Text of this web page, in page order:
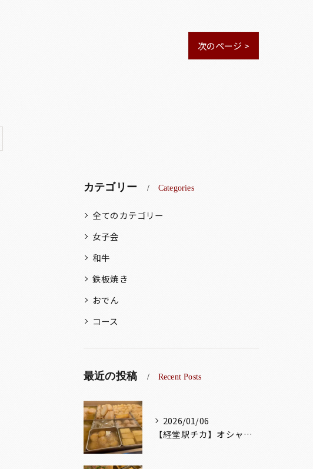
次のページ >
カテゴリー Categories
全てのカテゴリー
女子会
和牛
鉄板焼き
おでん
コース
最近の投稿 Recent Posts
2026/01/06
【経堂駅チカ】オシャレ居酒屋🏮出汁が美味しいおでんがオススメ...